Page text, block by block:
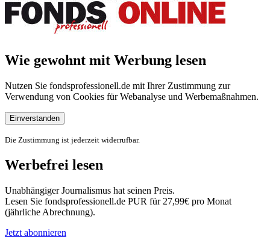
Wie gewohnt mit Werbung lesen
Nutzen Sie fondsprofessionell.de mit Ihrer Zustimmung zur
Verwendung von Cookies für Webanalyse und Werbemaßnahmen.
Einverstanden
Die Zustimmung ist jederzeit widerrufbar.
Werbefrei lesen
Unabhängiger Journalismus hat seinen Preis.
Lesen Sie fondsprofessionell.de PUR für 27,99€ pro Monat
(jährliche Abrechnung).
Jetzt abonnieren